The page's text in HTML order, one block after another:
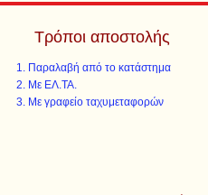
Τρόποι αποστολής
Παραλαβή από το κατάστημα
Με ΕΛ.ΤΑ.​​
Με γραφείο ταχυμεταφορών​